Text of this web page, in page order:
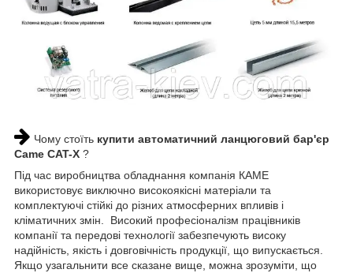
Чому стоїть купити автоматичний ланцюговий бар'єр
Came CAT-X ?
Під час виробництва обладнання компанія КАМЕ
використовує виключно високоякісні матеріали та
комплектуючі стійкі до різних атмосферних впливів і
кліматичних змін. Високий професіоналізм працівників
компанії та передові технології забезпечують високу
надійність, якість і довговічність продукції, що випускається.
Якщо узагальнити все сказане вище, можна зрозуміти, що